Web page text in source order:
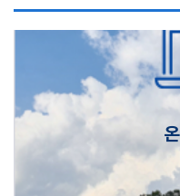
캠핑장(9월1
2026년 5월